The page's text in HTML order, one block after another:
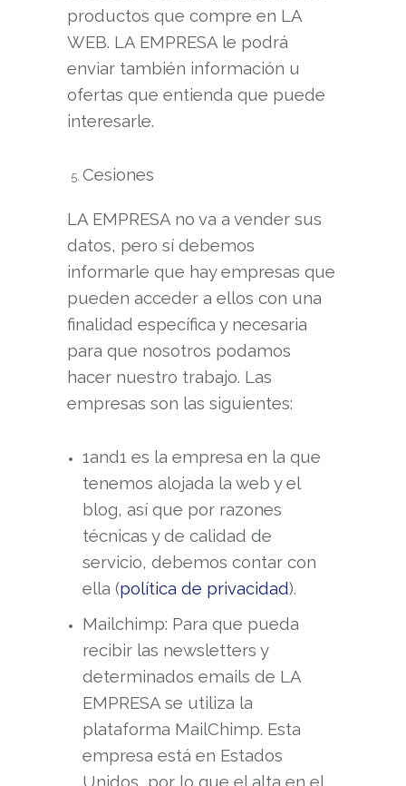
productos que compre en LA
WEB. LA EMPRESA le podrá
enviar también información u
ofertas que entienda que puede
interesarle.
Cesiones
LA EMPRESA no va a vender sus
datos, pero sí debemos
informarle que hay empresas que
pueden acceder a ellos con una
finalidad específica y necesaria
para que nosotros podamos
hacer nuestro trabajo. Las
empresas son las siguientes:
1and1 es la empresa en la que
tenemos alojada la web y el
blog, así que por razones
técnicas y de calidad de
servicio, debemos contar con
ella (política de privacidad).
Mailchimp: Para que pueda
recibir las newsletters y
determinados emails de LA
EMPRESA se utiliza la
plataforma MailChimp. Esta
empresa está en Estados
Unidos, por lo que el alta en el